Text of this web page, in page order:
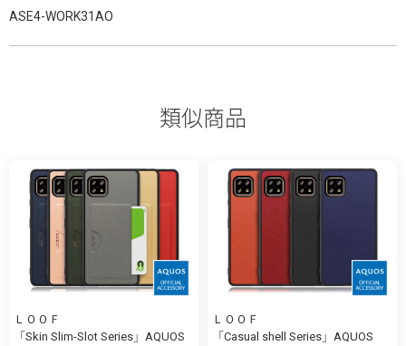
ASE4-WORK31AO
類似商品
ＬＯＯＦ
「Skin Slim-Slot Series」AQUOS
ＬＯＯＦ
「Casual shell Series」AQUOS